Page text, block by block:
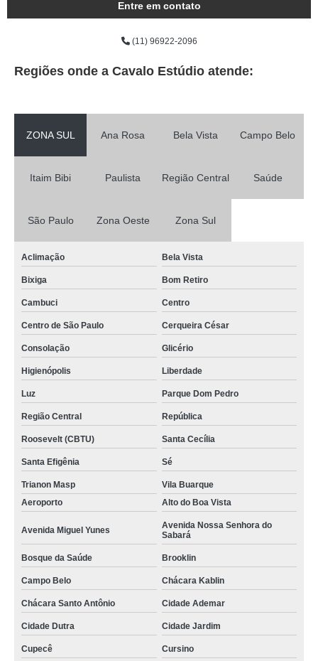
Entre em contato
(11) 96922-2096
Regiões onde a Cavalo Estúdio atende:
ZONA SUL Ana Rosa Bela Vista Campo Belo
Itaim Bibi Paulista Região Central Saúde
São Paulo Zona Oeste Zona Sul
Aclimação Bela Vista
Bixiga Bom Retiro
Cambuci Centro
Centro de São Paulo Cerqueira César
Consolação Glicério
Higienópolis Liberdade
Luz Parque Dom Pedro
Região Central República
Roosevelt (CBTU) Santa Cecília
Santa Efigênia Sé
Trianon Masp
Vila Buarque
Aeroporto
Alto do Boa Vista
Avenida Miguel Yunes
Avenida Nossa Senhora do
Sabará
Bosque da Saúde Brooklin
Campo Belo Chácara Kablin
Chácara Santo Antônio Cidade Ademar
Cidade Dutra Cidade Jardim
Cupecê Cursino